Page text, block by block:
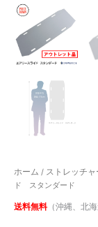
ホーム / ストレッチャ
ド スタンダード
送料無料 （沖縄、北